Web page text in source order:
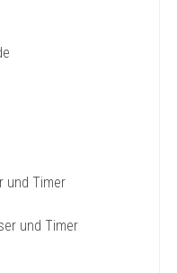
und Timer
und Timer